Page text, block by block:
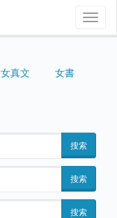
女真文 女書
搜索
搜索
搜索